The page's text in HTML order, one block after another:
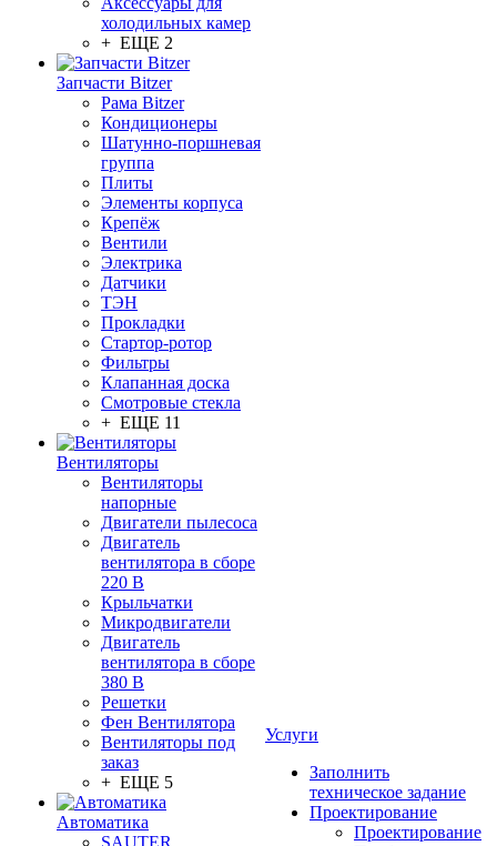
холодильных камер
+ ЕЩЕ 2
Запчасти Bitzer
Рама Bitzer
Кондиционеры
Шатунно-поршневая
группа
Плиты
Элементы корпуса
Крепёж
Вентили
Электрика
Датчики
ТЭН
Прокладки
Стартор-ротор
Фильтры
Клапанная доска
Смотровые стекла
+ ЕЩЕ 11
Вентиляторы
Вентиляторы
напорные
Двигатели пылесоса
Двигатель
вентилятора в сборе
220 В
Крыльчатки
Микродвигатели
Двигатель
вентилятора в сборе
380 В
Решетки
Фен Вентилятора
Вентиляторы под
заказ
+ ЕЩЕ 5
Автоматика
SAUTER
Услуги
Заполнить
техническое задание
Проектирование
Проектирование